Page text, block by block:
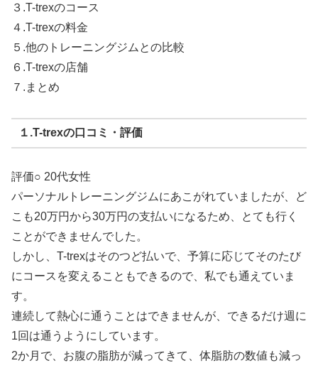
３.T-trexのコース
４.T-trexの料金
５.他のトレーニングジムとの比較
６.T-trexの店舗
７.まとめ
１.T-trexの口コミ・評価
評価○ 20代女性
パーソナルトレーニングジムにあこがれていましたが、ど
こも20万円から30万円の支払いになるため、とても行く
ことができませんでした。
しかし、T-trexはそのつど払いで、予算に応じてそのたび
にコースを変えることもできるので、私でも通えていま
す。
連続して熱心に通うことはできませんが、できるだけ週に
1回は通うようにしています。
2か月で、お腹の脂肪が減ってきて、体脂肪の数値も減っ